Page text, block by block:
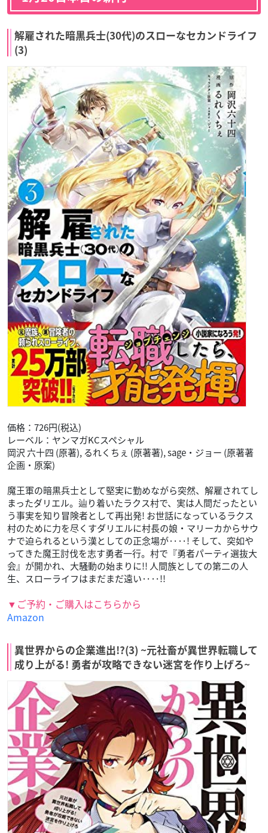
解雇された暗黒兵士(30代)のスローなセカンドライフ
(3)
価格：726円(税込)
レーベル：ヤンマガKCスペシャル
岡沢 六十四 (原著), るれくちぇ (原著著), sage・ジョー (原著著
企画・原案)
魔王軍の暗黒兵士として堅実に勤めながら突然、解雇されてし
まったダリエル。辿り着いたラクス村で、実は人間だったとい
う事実を知り冒険者として再出発! お世話になっているラクス
村のために力を尽くすダリエルに村長の娘・マリーカからサウ
ナで迫られるという漢としての正念場が‥‥! そして、突如や
ってきた魔王討伐を志す勇者一行。村で『勇者パーティ選抜大
会』が開かれ、大騒動の始まりに!! 人間族としての第二の人
生、スローライフはまだまだ遠い‥‥!!
▼ご予約・ご購入はこちらから
Amazon
異世界からの企業進出!?(3) ~元社畜が異世界転職して
成り上がる! 勇者が攻略できない迷宮を作り上げろ~